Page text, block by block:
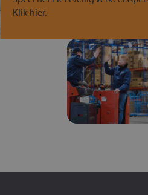
Klik hier.